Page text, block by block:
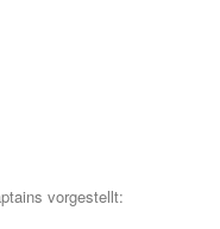
vorgestellt: